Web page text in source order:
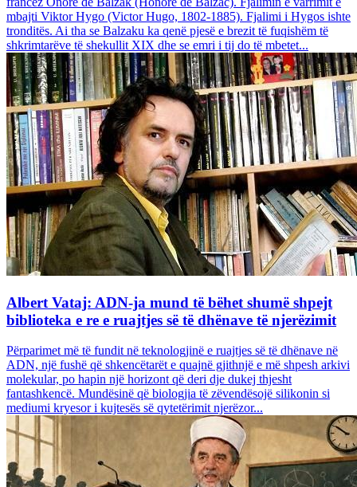
mbajti Viktor Hygo (Victor Hugo, 1802-1885). Fjalimi i Hygos ishte
tronditës. Ai tha se Balzaku ka qenë pjesë e brezit të fuqishëm të
shkrimtarëve të shekullit XIX dhe se emri i tij do të mbetet...
Albert Vataj: ADN-ja mund të bëhet shumë shpejt
biblioteka e re e ruajtjes së të dhënave të njerëzimit
Përparimet më të fundit në teknologjinë e ruajtjes së të dhënave në
ADN, një fushë që shkencëtarët e quajnë gjithnjë e më shpesh arkivi
molekular, po hapin një horizont që deri dje dukej thjesht
fantashkencë. Mundësinë që biologjia të zëvendësojë silikonin si
mediumi kryesor i kujtesës së qytetërimit njerëzor...